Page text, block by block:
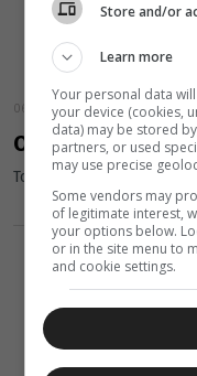
06 Απριλίου 2026
Οδοιπορικό στη
Του Αρχιμ. Νεκτάριου
Store and/or
Learn more
Your personal data
your device (cookies,
data) may be stored
partners, or used
may use precise
Some vendors may
of legitimate interest,
your options below.
or in the site menu to
and cookie settings.